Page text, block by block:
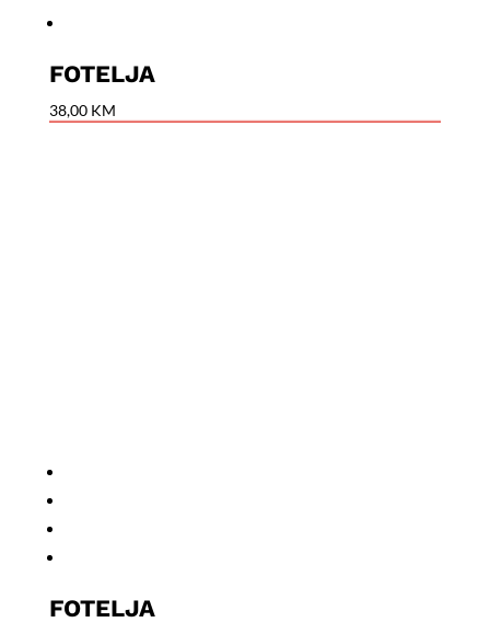
FOTELJA
38,00 KM
FOTELJA